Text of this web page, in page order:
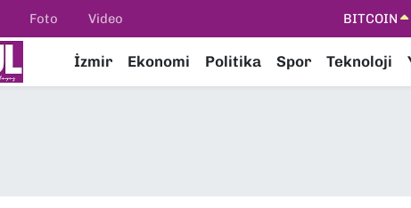
Foto Video DOLAR
STERLİN
İzmir Ekonomi Politika Spor Teknoloji